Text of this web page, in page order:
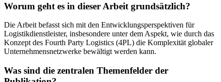
Worum geht es in dieser Arbeit grundsätzlich?
Die Arbeit befasst sich mit den Entwicklungsperspektiven für
Logistikdienstleister, insbesondere unter dem Aspekt, wie durch das
Konzept des Fourth Party Logistics (4PL) die Komplexität globaler
Unternehmensnetzwerke bewältigt werden kann.
Was sind die zentralen Themenfelder der